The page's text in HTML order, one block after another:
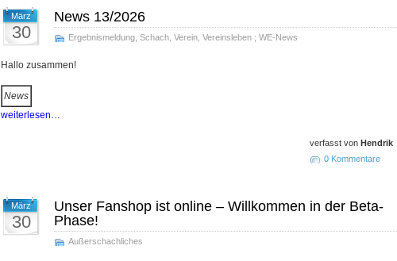
März
30
News 13/2026
Ergebnismeldung Schach Verein Vereinsleben ; WE-News
Hallo zusammen!
News
weiterlesen…
verfasst von Hendrik
0 Kommentare
März
30
Unser Fanshop ist online – Willkommen in der Beta-
Phase!
Außerschachliches